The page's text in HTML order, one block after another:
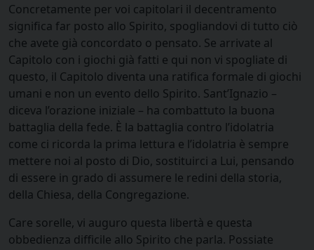
Concretamente per voi capitolari il decentramento
significa far posto allo Spirito, spogliandovi di tutto ciò
che avete già concordato o pensato. Se arrivate al
Capitolo con i giochi già fatti e qui non vi spogliate di
questo, il Capitolo diventa una ratifica formale di giochi
umani e non un evento dello Spirito. Sant’Ignazio –
diceva l’orazione iniziale – ha combattuto la buona
battaglia della fede. È la battaglia contro l’idolatria
come ci ricorda la prima lettura e l’idolatria è sempre
mettere noi al posto di Dio, sostituirci a Lui, pensando
di essere in grado di assumere le redini della storia,
della Chiesa, della Congregazione.
Care sorelle, vi auguro questa libertà e questa
obbedienza difficile allo Spirito che parla. Possiate